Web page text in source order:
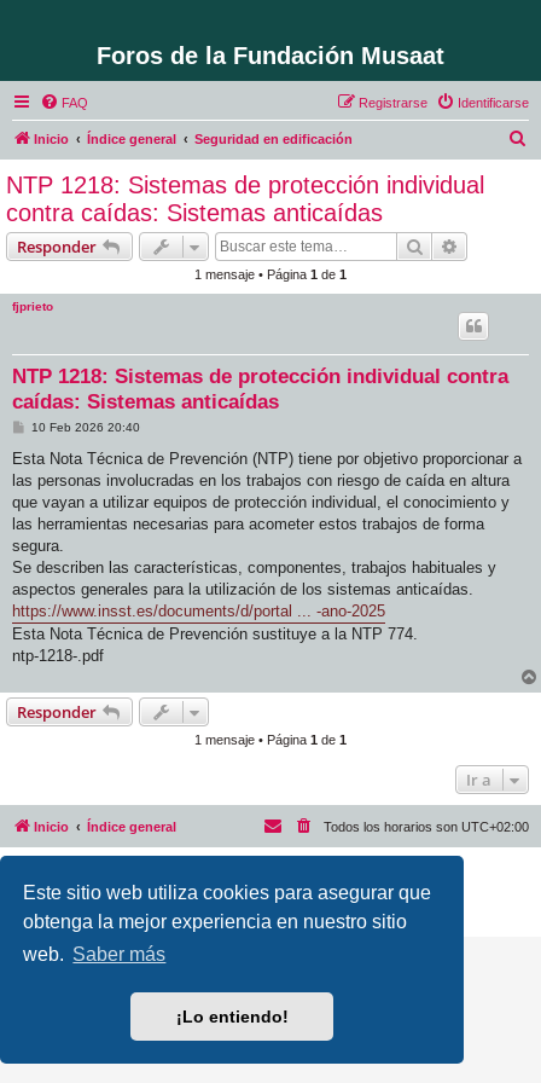
Este sitio web utiliza cookies para asegurar que
obtenga la mejor experiencia en nuestro sitio
web. Saber más
¡Lo entiendo!
Foros de la Fundación Musaat
FAQ Identificarse
Registrarse
Inicio Índice general Seguridad en edificación
NTP 1218: Sistemas de protección individual
contra caídas: Sistemas anticaídas
Responder Buscar
1 mensaje • Página 1 de 1
fjprieto
NTP 1218: Sistemas de protección individual contra
caídas: Sistemas anticaídas
M
n
a
j
10 Feb 2026 20:40
Esta Nota Técnica de Prevención (NTP) tiene por objetivo proporcionar a
las personas involucradas en los trabajos con riesgo de caída en altura
que vayan a utilizar equipos de protección individual, el conocimiento y
las herramientas necesarias para acometer estos trabajos de forma
segura.
Se describen las características, componentes, trabajos habituales y
aspectos generales para la utilización de los sistemas anticaídas.
https://www.insst.es/documents/d/portal ... -ano-2025
Esta Nota Técnica de Prevención sustituye a la NTP 774.
ntp-1218-.pdf
Responder
1 mensaje • Página 1 de 1
Ir a
Inicio Índice general Todos los horarios son UTC+02:00
Traducción al español porphpBB España
Privacidad